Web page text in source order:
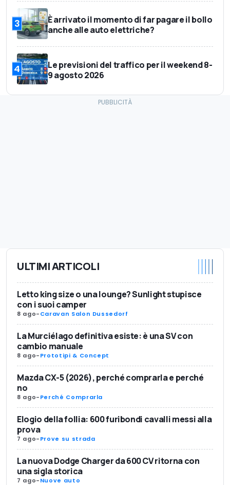
3
È arrivato il momento di far pagare il bollo
anche alle auto elettriche?
4
Le previsioni del traffico per il weekend 8-
9 agosto 2026
ULTIMI ARTICOLI
Letto king size o una lounge? Sunlight stupisce
con i suoi camper
8 ago-Caravan Salon Dussedorf
La Murciélago definitiva esiste: è una SV con
cambio manuale
8 ago-Prototipi & Concept
Mazda CX-5 (2026), perché comprarla e perché
no
8 ago-Perché Comprarla
Elogio della follia: 600 furibondi cavalli messi alla
prova
7 ago-Prove su strada
La nuova Dodge Charger da 600 CV ritorna con
una sigla storica
7 ago-Nuove auto